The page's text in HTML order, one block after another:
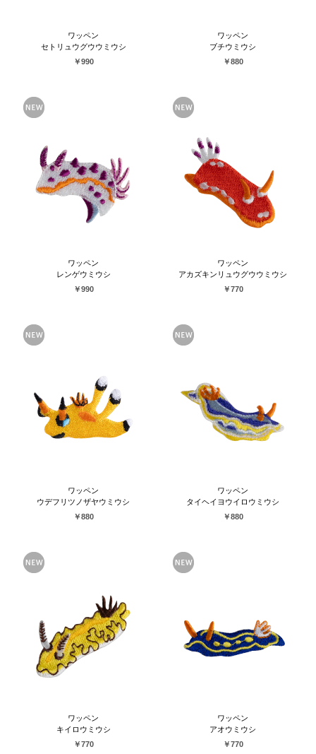
ワッペン
セトリュウグウウミウシ
￥990
ワッペン
ブチウミウシ
￥880
ワッペン
レンゲウミウシ
￥990
ワッペン
アカズキンリュウグウウミウシ
￥770
ワッペン
ウデフリツノザヤウミウシ
￥880
ワッペン
タイヘイヨウイロウミウシ
￥880
ワッペン
キイロウミウシ
￥770
ワッペン
アオウミウシ
￥770